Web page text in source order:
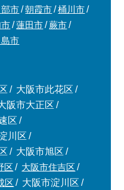
市 朝霞市
桶川市
蓮田市
蕨市
市
大阪市此花区
阪市大正区
区
川区
大阪市旭区
区
大阪市住吉区
区 大阪市淀川区